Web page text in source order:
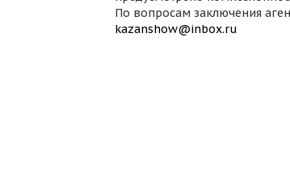
По вопросам заключения
kazanshow@inbox.ru